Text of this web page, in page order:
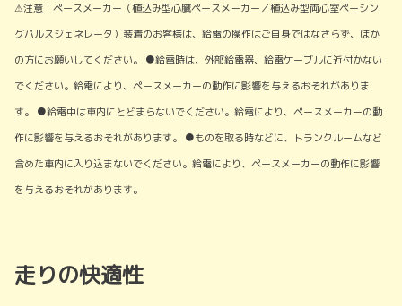
⚠注意：ペースメーカー（植込み型心臓ペースメーカー／植込み型両心室ペーシン
グパルスジェネレータ）装着のお客様は、給電の操作はご自身ではなさらず、ほか
の方にお願いしてください。 ●給電時は、外部給電器、給電ケーブルに近付かない
でください。給電により、ペースメーカーの動作に影響を与えるおそれがありま
す。 ●給電中は車内にとどまらないでください。給電により、ペースメーカーの動
作に影響を与えるおそれがあります。 ●ものを取る時などに、トランクルームなど
含めた車内に入り込まないでください。給電により、ペースメーカーの動作に影響
を与えるおそれがあります。
走りの快適性